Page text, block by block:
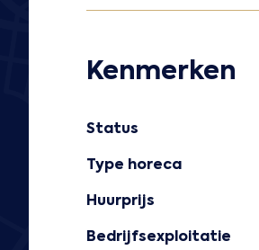
Kenmerken
Status
Type horeca
Huurprijs
Bedrijfsexploitatie